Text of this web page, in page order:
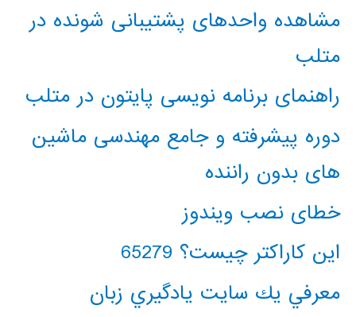
مشاهده واحدهای پشتیبانی شونده در
متلب
راهنمای برنامه نویسی پایتون در متلب
دوره پیشرفته و جامع مهندسی ماشین
های بدون راننده
خطای نصب ویندوز
این کاراکتر چیست؟ 65279
معرفي يك سايت يادگيري زبان